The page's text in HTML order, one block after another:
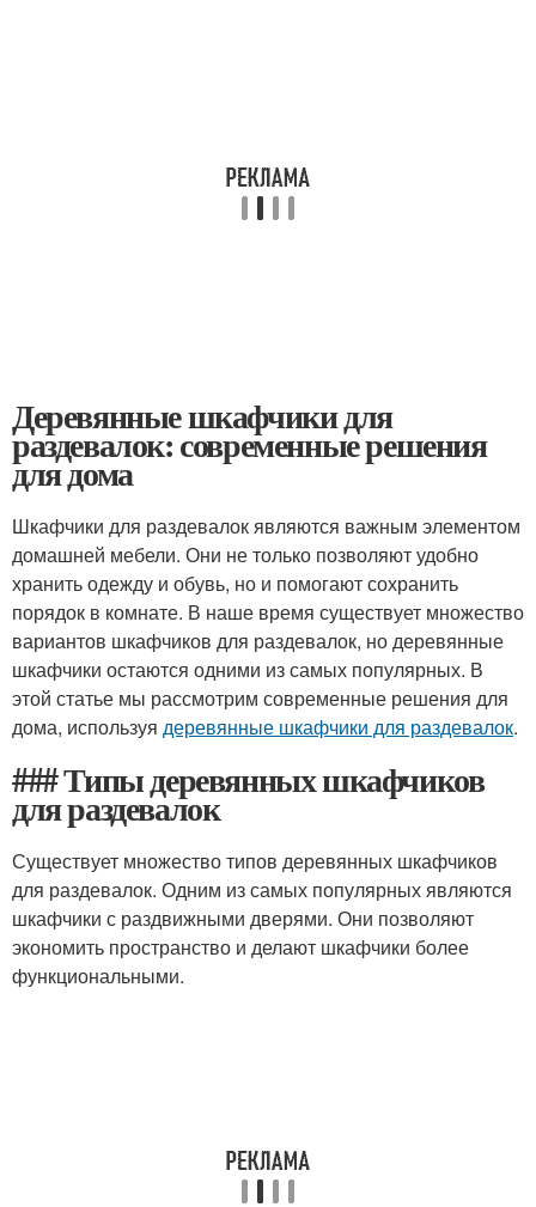
Деревянные шкафчики для
раздевалок: современные решения
для дома
Шкафчики для раздевалок являются важным элементом
домашней мебели. Они не только позволяют удобно
хранить одежду и обувь, но и помогают сохранить
порядок в комнате. В наше время существует множество
вариантов шкафчиков для раздевалок, но деревянные
шкафчики остаются одними из самых популярных. В
этой статье мы рассмотрим современные решения для
дома, используя деревянные шкафчики для раздевалок.
### Типы деревянных шкафчиков
для раздевалок
Существует множество типов деревянных шкафчиков
для раздевалок. Одним из самых популярных являются
шкафчики с раздвижными дверями. Они позволяют
экономить пространство и делают шкафчики более
функциональными.